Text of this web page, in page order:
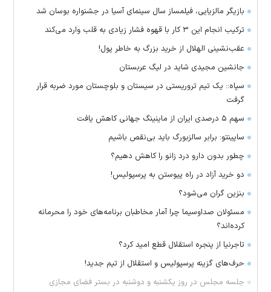
بازیگر مالزیایی، فیلمساز سال سینمای آسیا در جشنواره بوسان شد
ترکیب انجام این ۳ کار با قهوه فشار زیادی به قلب وارد می‌کند
عقب‌نشینی الهلال از خرید بزرگ به خاطر پول!
جانشین مجیدی شاید در لیگ عربستان
سپاه:: یک تیم تروریستی در سیستان و بلوچستان مورد ضربه قرار
گرفت
سهم ۵ درصدی ایران از ماینینگ جهانی کاهش یافت
ساپینتو: برابر سالزبورگ باید بی‌نقص باشیم
چطور بدون دارو درد زانو را کاهش دهیم؟
دو خرید آزاد در راه پیوستن به پرسپولیس!
بنزین گران می‌شود؟
مسئولان صداوسیما چرا آمار مخاطبان برنامه‌های خود را محرمانه
کرده‌اند؟
تاجرنیا از پنجره استقلال قطع امید کرد؟
حرف‌های گزینه پرسپولیس و استقلال از تیم جدید!
جلسه مجلس در روز یکشنبه و دوشنبه در بستر فضای مجازی